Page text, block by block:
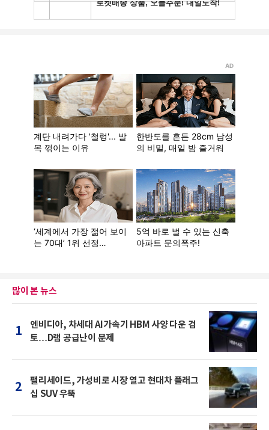
많이 본 뉴스
1
엔비디아, 차세대 AI가속기 HBM 사양 다운 검
토…D램 공급난이 문제
2
팰리세이드, 가성비로 시장 열고 현대차 플래그
십 SUV 우뚝